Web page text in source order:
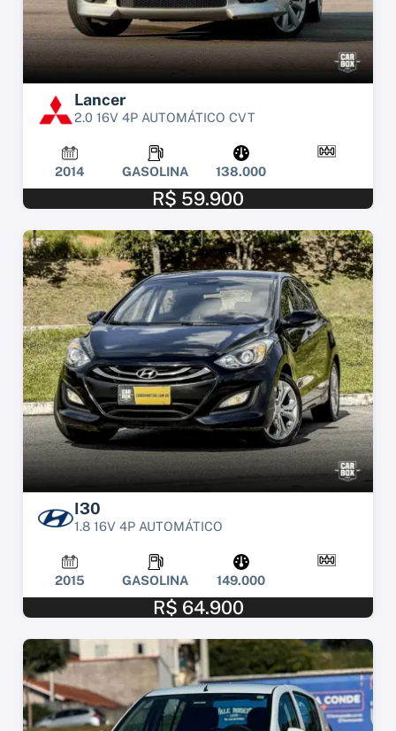
Lancer
2.0 16V 4P AUTOMÁTICO CVT
2014 GASOLINA 138.000
R$ 59.900
I30
1.8 16V 4P AUTOMÁTICO
2015 GASOLINA 149.000
R$ 64.900